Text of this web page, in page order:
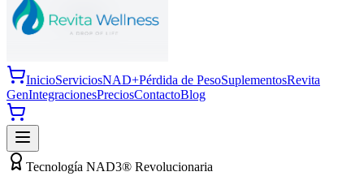
InicioServiciosNAD+Pérdida de PesoSuplementosRevita
GenIntegracionesPreciosContactoBlog
Tecnología NAD3® Revolucionaria